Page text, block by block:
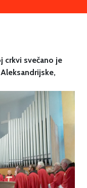
crkvi svečano je